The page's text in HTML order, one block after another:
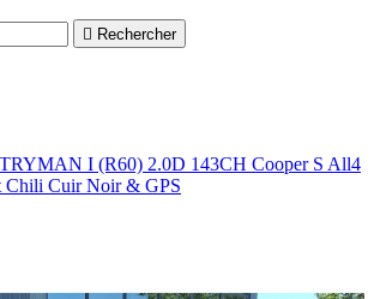
 Rechercher
I (R60) 2.0D 143CH Cooper S All4
Chili Cuir Noir & GPS